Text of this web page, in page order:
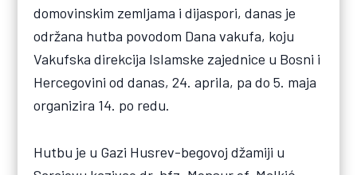
domovinskim zemljama i dijaspori, danas je
održana hutba povodom Dana vakufa, koju
Vakufska direkcija Islamske zajednice u Bosni i
Hercegovini od danas, 24. aprila, pa do 5. maja
organizira 14. po redu.
Hutbu je u Gazi Husrev-begovoj džamiji u